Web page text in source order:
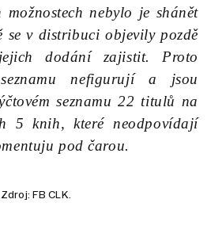
nebylo je shánět
se v distribuci objevily pozdě
dodání zajistit. Proto
nefigurují a jsou
seznamu 22 titulů na
5 knih, které neodpovídají
pod čarou.
FB CLK.